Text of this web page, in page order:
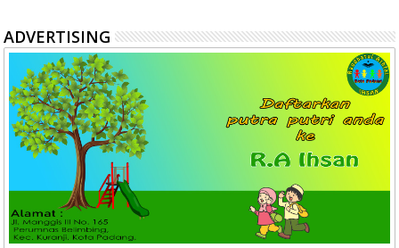
ADVERTISING